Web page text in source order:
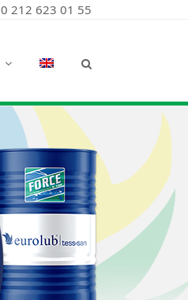
0 212 623 01 55